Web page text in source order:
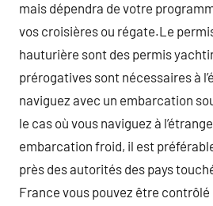
mais dépendra de votre
vos croisières ou régate.Le
hauturière sont des permis
prérogatives sont nécessaires à
naviguez avec un embarcation
le cas où vous naviguez à
embarcation froid, il est
près des autorités des pays
France vous pouvez être